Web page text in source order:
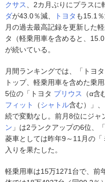
クサス
、2カ月ぶりにプラスに
ダが43.0％減、 トヨタ も15.1
月の過去最高記録を更新した
タ（軽乗用車を含めると、
が続いている。
月間ランキングでは、「トヨタ
トップ、軽乗用車を含めた乗
5位の「トヨタ プリウス （α含
フィット
（シャトル含む）」
続で変動なし。前月8位にジャ
ン 」は2ランクアップの6位、
菱車としては昨年9～11月の
入りを果たした。
軽乗用車は15万1271台で、前